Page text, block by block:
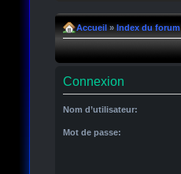
Accueil » Index du forum
Connexion
Nom d’utilisateur:
Mot de passe: